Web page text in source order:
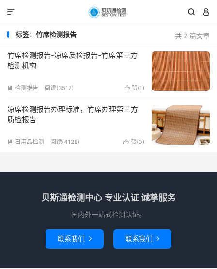
 

共 2 篇文章
标签：竹席检测报告
竹席检测报告-凉席质检报告-竹席第三方
检测机构
 赞(1 )
 检测报告 阅读(3517)
凉席检测报告办理标准，竹席办理第三方
质检报告
 赞(0)
 日用品检测 阅读(4128)
贝斯通检测中心 专业认证 诚挚服务
国内外一站式检测认证。
联系我们  联系我们 